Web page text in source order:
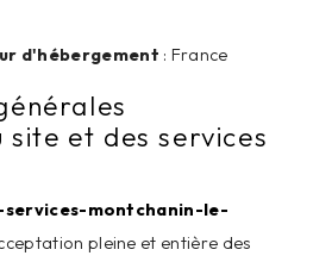
d'hébergement : France
site et des services
montchanin-le-
pleine et entière des